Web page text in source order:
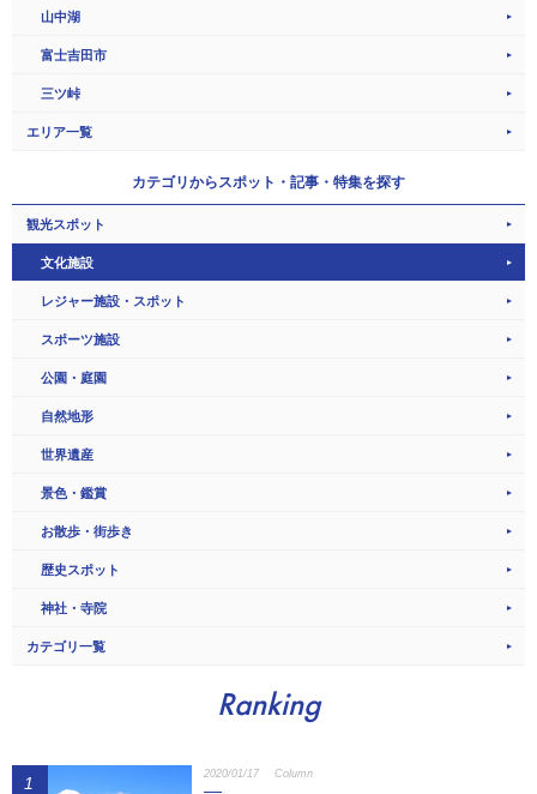
山中湖
富士吉田市
三ツ峠
エリア一覧
カテゴリからスポット・記事・特集を探す
観光スポット
文化施設
レジャー施設・スポット
スポーツ施設
公園・庭園
自然地形
世界遺産
景色・鑑賞
お散歩・街歩き
歴史スポット
神社・寺院
カテゴリ一覧
Ranking
1 2020/01/17 Column